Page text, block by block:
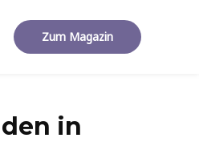
Zum Magazin
in